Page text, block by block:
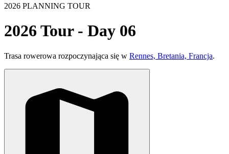
2026 PLANNING TOUR
2026 Tour - Day 06
Trasa rowerowa rozpoczynająca się w Rennes, Bretania, Francja.